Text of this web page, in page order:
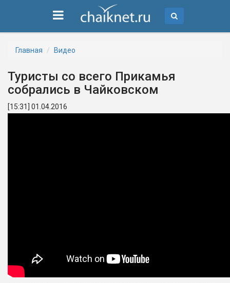
Главная Видео
Туристы со всего Прикамья
собрались в Чайковском
[15:31] 01.04.2016